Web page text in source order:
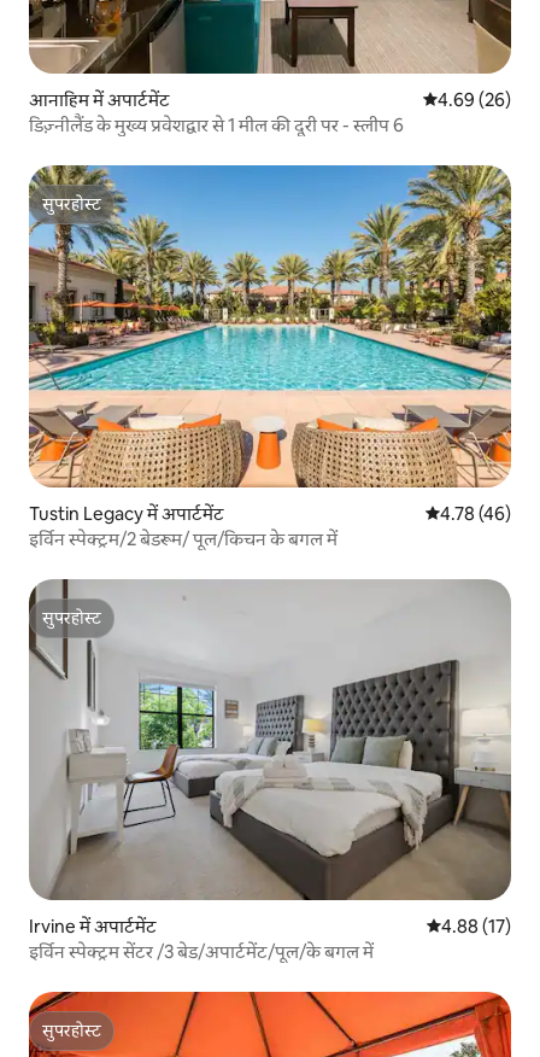
आनाहिम में अपार्टमेंट औसत रेटिंग 5 में
4.69 (26)
डिज़्नीलैंड के मुख्य प्रवेशद्वार से 1 मील की दूरी पर - स्लीप 6
सुपरहोस्ट
सुपरहोस्ट
Tustin Legacy में अपार्टमेंट औसत रेटिंग 5 में
4.78 (46)
इर्विन स्पेक्ट्रम/2 बेडरूम/ पूल/किचन के बगल में
सुपरहोस्ट
सुपरहोस्ट
Irvine में अपार्टमेंट औसत रेटिंग 5 में
4.88 (17)
इर्विन स्पेक्ट्रम सेंटर /3 बेड/अपार्टमेंट/पूल/के बगल में
सुपरहोस्ट
सुपरहोस्ट